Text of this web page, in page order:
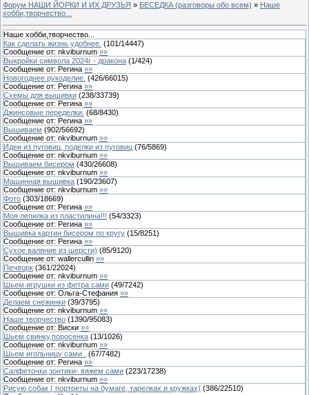
Форум НАШИ ЙОРКИ И ИХ ДРУЗЬЯ » БЕСЕДКА (разговоры обо всем) » Наше
хобби,творчество...
Наше хобби,творчество...
Как сделать жизнь удобнее. (101/14447)
Сообщение от: nkviburnum »»
Выкройки символа 2024г - дракона (1/424)
Сообщение от: Регина »»
Новогоднее рукоделие. (426/66015)
Сообщение от: Регина »»
Схемы для вышивки (238/33739)
Сообщение от: Регина »»
Джинсовые переделки. (68/8430)
Сообщение от: Регина »»
Вышиваем (902/56692)
Сообщение от: nkviburnum »»
Идеи из пуговиц, поделки из пуговиц (76/5869)
Сообщение от: nkviburnum »»
Вышиваем бисером (430/26608)
Сообщение от: nkviburnum »»
Машинная вышивка (190/23607)
Сообщение от: nkviburnum »»
Фото (303/18669)
Сообщение от: Регина »»
Моя лепилка из пластилина!!! (54/3323)
Сообщение от: Регина »»
Вышивка картин бисером по кругу (15/8251)
Сообщение от: Регина »»
Сухое валяние из шерсти) (85/9120)
Сообщение от: wallercullin »»
Печворк (361/22024)
Сообщение от: nkviburnum »»
Шьем игрушки из фетра сами (49/7242)
Сообщение от: Ольга-Стефания »»
Делаем снежинки (39/3795)
Сообщение от: nkviburnum »»
Наше творчество (1390/95083)
Сообщение от: Виски »»
Шьем свинку,поросенка (13/1026)
Сообщение от: nkviburnum »»
Шьем игольницу сами .
(67/7482)
Сообщение от: Регина »»
Салфеточки,зонтики- вяжем сами (223/17238)
Сообщение от: nkviburnum »»
Рисую собак ( портреты на бумаге, тарелках и кружках) (386/22510)